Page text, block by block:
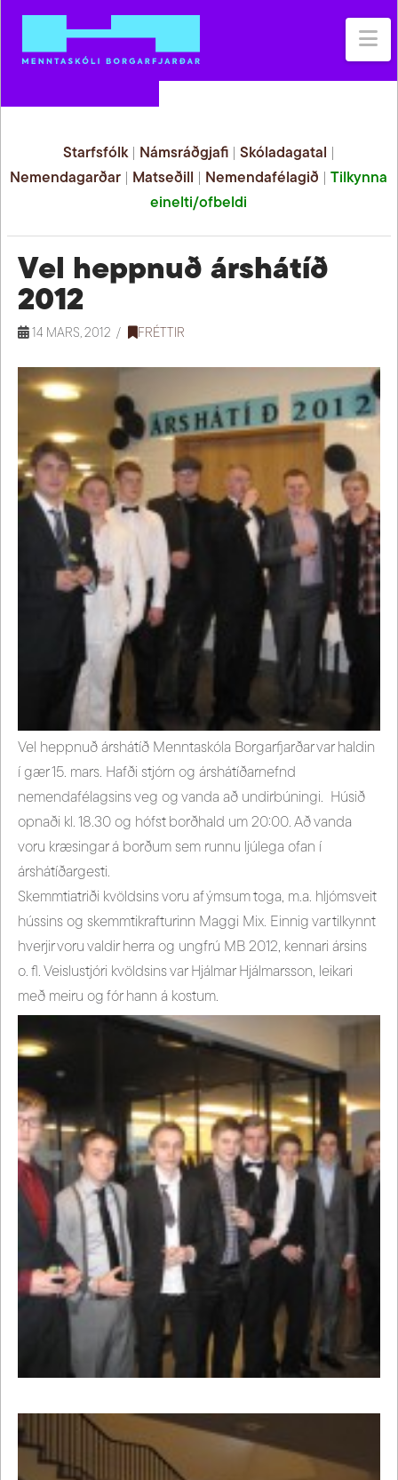
Starfsfólk| Námsráðgjafi| Skóladagatal
Nemendagarðar
Matseðill Nemendafélagið |Tilkynna
einelti/ofbeldi
Vel heppnuð árshátíð
2012
14 MARS, 2012 FRÉTTIR
Vel heppnuð árshátíð Menntaskóla Borgarfjarðar var haldin
í gær 15. mars. Hafði stjórn og árshátíðarnefnd
nemendafélagsins veg og vanda að undirbúningi. Húsið
opnaði kl. 18.30 og hófst borðhald um 20:00. Að vanda
voru kræsingar á borðum sem runnu ljúlega ofan í
árshátíðargesti.
Skemmtiatriði kvöldsins voru af ýmsum toga, m.a. hljómsveit
hússins og skemmtikrafturinn Maggi Mix. Einnig var tilkynnt
hverjir voru valdir herra og ungfrú MB 2012, kennari ársins
o. fl. Veislustjóri kvöldsins var Hjálmar Hjálmarsson, leikari
með meiru og fór hann á kostum.